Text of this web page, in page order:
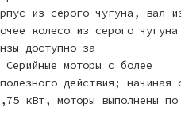
из серого чугуна, вал
колесо из серого чугуна
доступно за
моторы с более
действия; начиная
кВт, моторы выполнены по